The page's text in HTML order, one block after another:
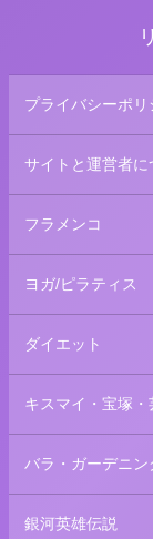
プライバシーポリ
サイトと運営者に
フラメンコ
ヨガ/ピラティス
ダイエット
キスマイ・宝塚・
バラ・ガーデニン
銀河英雄伝説